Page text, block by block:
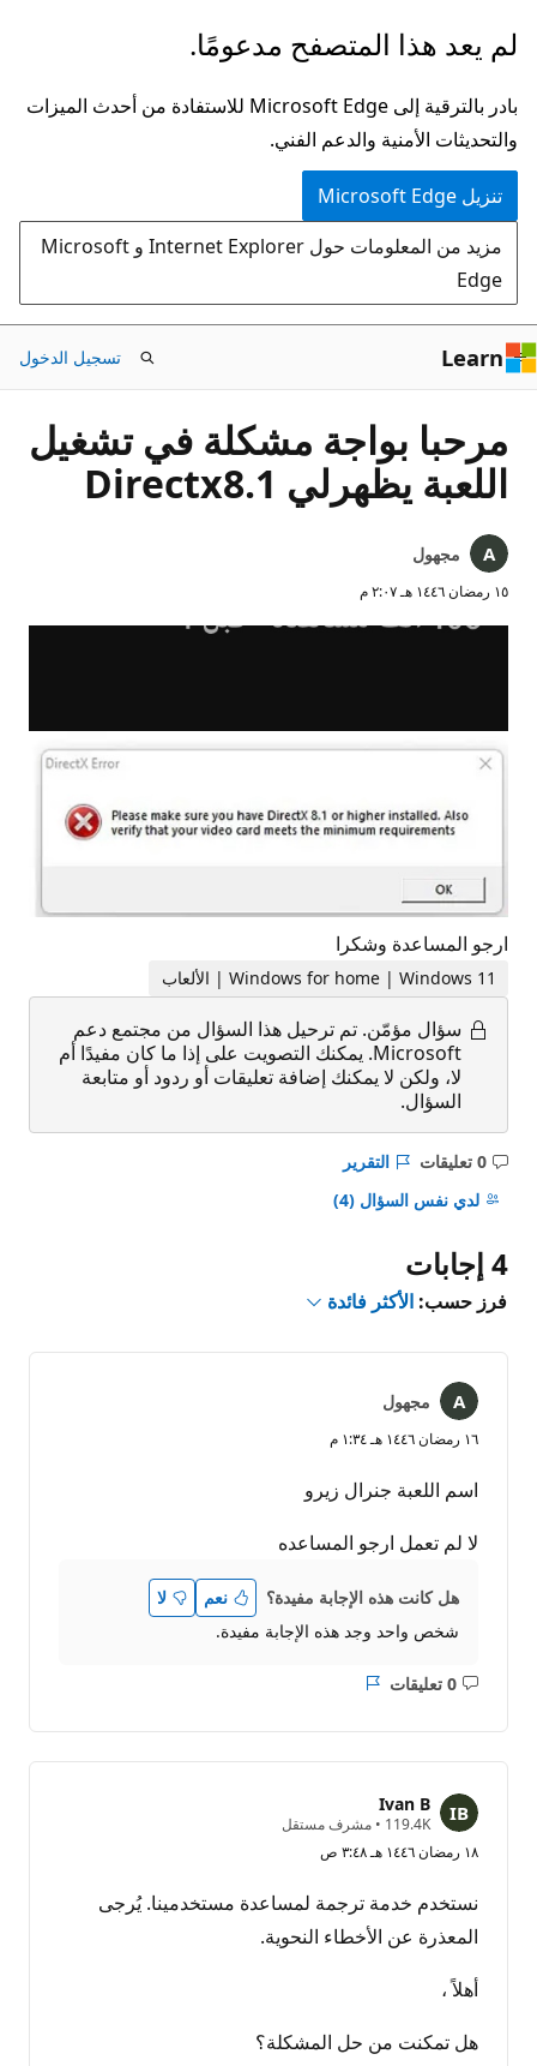
تخطي
إلى
المحتوى
الرئيسي
لم يعد هذا المتصفح مدعومًا.
بادر بالترقية إلى Microsoft Edge للاستفادة من أحدث الميزات
والتحديثات الأمنية والدعم الفني.
تنزيل Microsoft Edge
مزيد من المعلومات حول Internet Explorer و Microsoft
Edge
Learn تسجيل الدخول
مرحبا بواجة مشكلة في تشغيل
اللعبة يظهرلي Directx8.1
مجهول
١٥ رمضان ١٤٤٦ هـ ٢:٠٧ م
ارجو المساعدة وشكرا
Windows for home | Windows 11 | الألعاب
سؤال مؤمّن. تم ترحيل هذا السؤال من مجتمع دعم
Microsoft. يمكنك التصويت على إذا ما كان مفيدًا أم
لا، ولكن لا يمكنك إضافة تعليقات أو ردود أو متابعة
السؤال.
0 تعليقات ليست
هناك
التقرير
لدي نفس السؤال (4)
4 إجابات
فرز حسب: الأكثر فائدة
مجهول
١٦ رمضان ١٤٤٦ هـ ١:٣٤ م
اسم اللعبة جنرال زيرو
لا لم تعمل ارجو المساعده
هل كانت هذه الإجابة مفيدة؟ نعم
لا
شخص واحد وجد هذه الإجابة مفيدة.
0 تعليقات ليست
التقرير
Ivan B
119.4K ن
ا
ل
سُ
م
• مشرف مستقل
١٨ رمضان ١٤٤٦ هـ ٣:٤٨ ص
نستخدم خدمة ترجمة لمساعدة مستخدمينا. يُرجى
المعذرة عن الأخطاء النحوية.
أهلاً ،
هل تمكنت من حل المشكلة؟